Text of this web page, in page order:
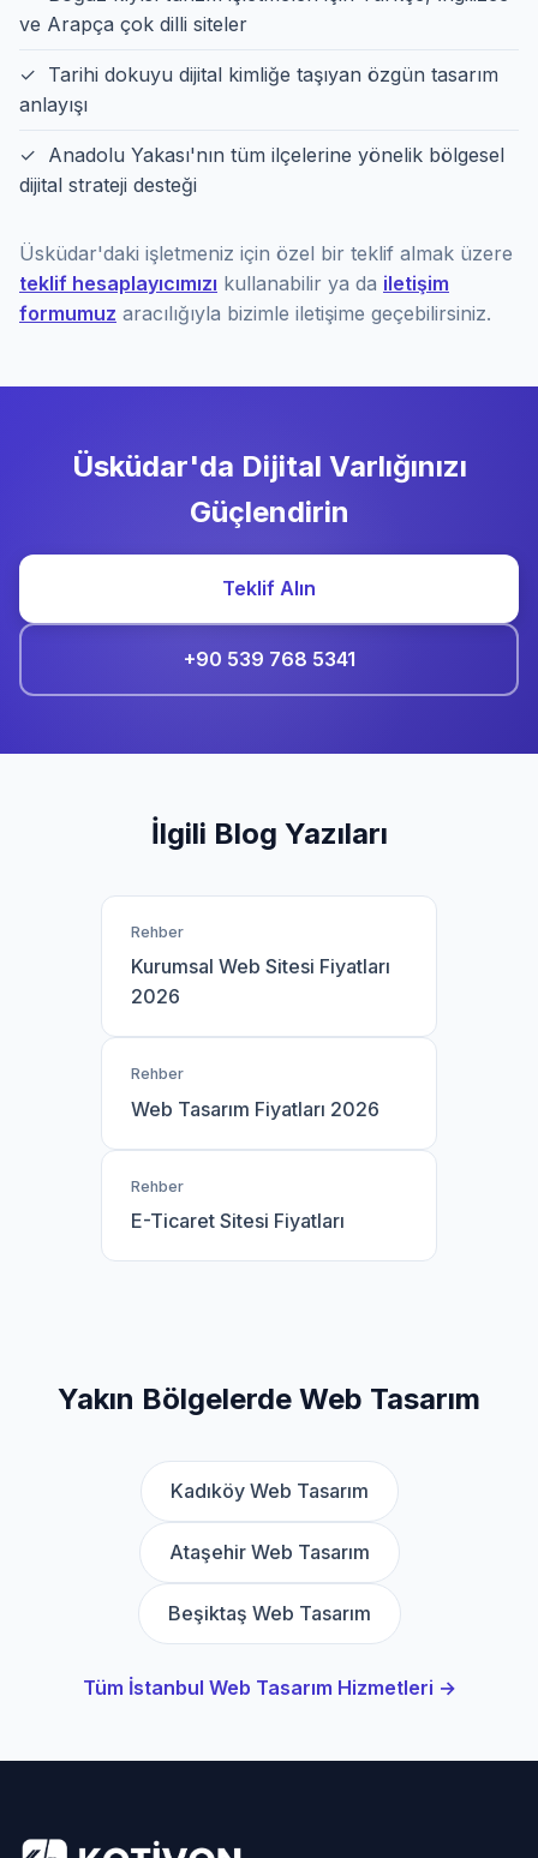
ve Arapça çok dilli siteler
✓ Tarihi dokuyu dijital kimliğe taşıyan özgün tasarım
anlayışı
✓ Anadolu Yakası'nın tüm ilçelerine yönelik bölgesel
dijital strateji desteği
Üsküdar'daki işletmeniz için özel bir teklif almak üzere
teklif hesaplayıcımızı kullanabilir ya da iletişim
formumuz aracılığıyla bizimle iletişime geçebilirsiniz.
Üsküdar'da Dijital Varlığınızı
Güçlendirin
Teklif Alın
+90 539 768 5341
İlgili Blog Yazıları
Rehber
Kurumsal Web Sitesi Fiyatları
2026
Rehber
Web Tasarım Fiyatları 2026
Rehber
E-Ticaret Sitesi Fiyatları
Yakın Bölgelerde Web Tasarım
Kadıköy Web Tasarım
Ataşehir Web Tasarım
Beşiktaş Web Tasarım
Tüm İstanbul Web Tasarım Hizmetleri →